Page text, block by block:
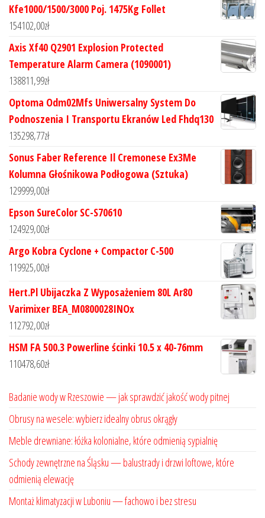
Kfe1000/1500/3000 Poj. 1475Kg Follet
154102,00zł
Axis Xf40 Q2901 Explosion Protected
Temperature Alarm Camera (1090001)
138811,99zł
Optoma Odm02Mfs Uniwersalny System Do
Podnoszenia I Transportu Ekranów Led Fhdq130
135298,77zł
Sonus Faber Reference Il Cremonese Ex3Me
Kolumna Głośnikowa Podłogowa (Sztuka)
129999,00zł
Epson SureColor SC-S70610
124929,00zł
Argo Kobra Cyclone + Compactor C-500
119925,00zł
Hert.Pl Ubijaczka Z Wyposażeniem 80L Ar80
Varimixer BEA_M0800028INOx
112792,00zł
HSM FA 500.3 Powerline ścinki 10.5 x 40-76mm
110478,60zł
Badanie wody w Rzeszowie — jak sprawdzić jakość wody pitnej
Obrusy na wesele: wybierz idealny obrus okrągły
Meble drewniane: łóżka kolonialne, które odmienią sypialnię
Schody zewnętrzne na Śląsku — balustrady i drzwi loftowe, które
odmienią elewację
Montaż klimatyzacji w Luboniu — fachowo i bez stresu